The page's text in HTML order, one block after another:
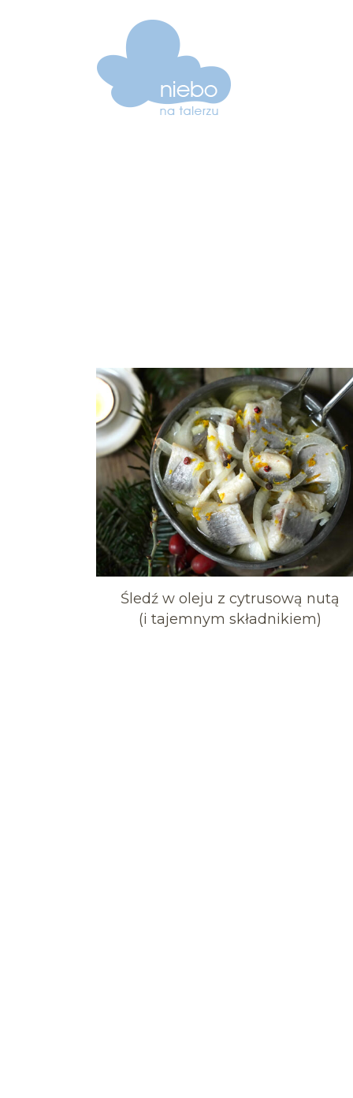
Śledź w oleju z cytrusową nutą
(i tajemnym składnikiem)